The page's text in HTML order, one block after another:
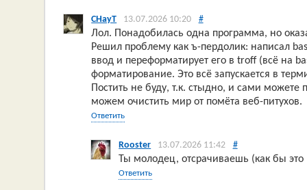
CHayT 13.07.2026 10:20 #
Лол. Понадобилась одна программа, но
Решил проблему как ъ-пердолик: написал
ввод и переформатирует его в troff (всё на
форматирование. Это всё запускается в
Постить не буду, т.к. стыдно, и сами
можем очистить мир от помёта веб-питухов.
Ответить
Rooster 13.07.2026 11:42 #
Ты молодец, отсрачиваешь (как бы это
Ответить